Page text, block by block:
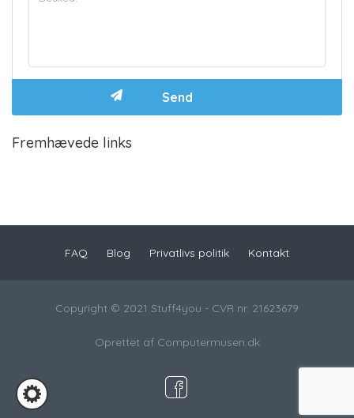
Fremhævede links
FAQ Blog Privatlivs politik Kontakt
Copyright © 2021 Stuff4you - CVR nr. 21623679
Oprettet af Computermusen.dk